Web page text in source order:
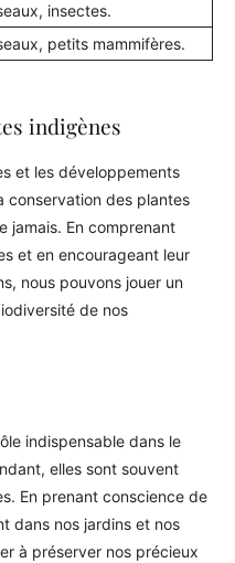
insectes.
petits mammifères.
indigènes
et les développements
conservation des plantes
jamais. En comprenant
et en encourageant leur
nous pouvons jouer un
de nos
indispensable dans le
elles sont souvent
En prenant conscience de
dans nos jardins et nos
à préserver nos précieux